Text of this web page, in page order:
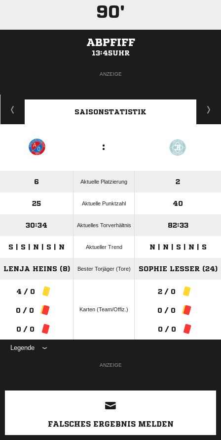
90'
ABPFIFF
13:45UHR
ANZEIGE
SAISONSTATISTIK
:
6 Aktuelle Platzierung 2
25 Aktuelle Punktzahl 40
30:34 Aktuelles Torverhältnis 82:33
S | S | N | S | N Aktueller Trend N | N | S | N | S
LENJA HEINS (8) Bester Torjäger (Tore) SOPHIE LESSER (24)
4 / 0
0 / 0
0 / 0
Karten (Team/Offiz.)
2 / 0
0 / 0
0 / 0
Legende
ANZEIGE
FALSCHES ERGEBNIS MELDEN